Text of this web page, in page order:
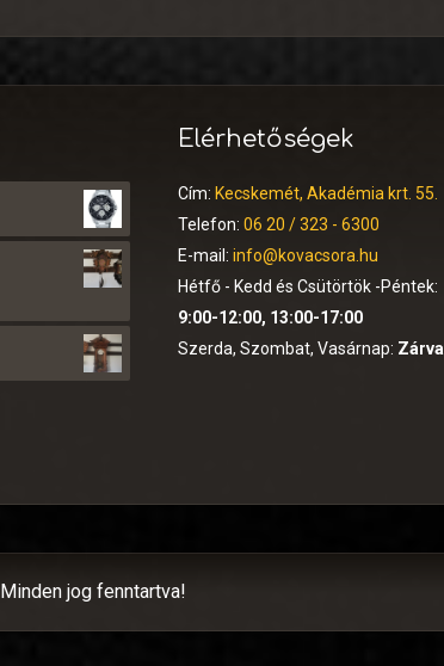
Elérhetőségek
Cím: Kecskemét, Akadémia krt. 55.
Telefon: 06 20 / 323 - 6300
E-mail: info@kovacsora.hu
Hétfő - Kedd és Csütörtök -Péntek:
9:00-12:00, 13:00-17:00
Szerda, Szombat, Vasárnap: Zárva
Minden jog fenntartva!